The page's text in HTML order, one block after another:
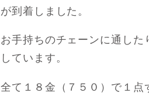
が到着しました。
お手持ちのチェーンに通し
しています。
全て１８金（７５０）で１点